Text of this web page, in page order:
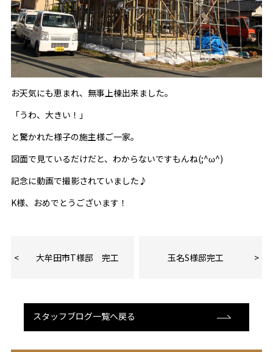
お天気にも恵まれ、無事上棟出来ました。
「うわ、大きい！」
と驚かれた様子の施主様ご一家。
図面で見ているだけだと、わからないですもんね(;^ω^)
記念に動画で撮影されていました♪
K様、おめでとうございます！
大牟田市T様邸 完工 玉名S様邸完工
スタッフブログ一覧へ戻る